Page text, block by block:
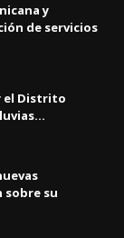
y
de servicios
el Distrito
sobre su